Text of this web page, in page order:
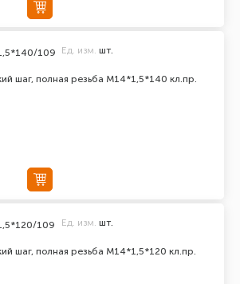
шаг, полная резьба M14*1,5*140 кл.пр.
109 Ед. изм. шт.
шаг, полная резьба M14*1,5*120 кл.пр.
109 Ед. изм. шт.